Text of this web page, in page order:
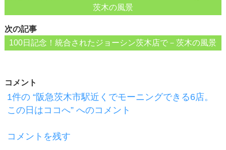
茨木の風景
次の記事
100日記念！統合されたジョーシン茨木店で－茨木の風景
コメント
1件の “阪急茨木市駅近くでモーニングできる6店。
この日はココへ” へのコメント
コメントを残す